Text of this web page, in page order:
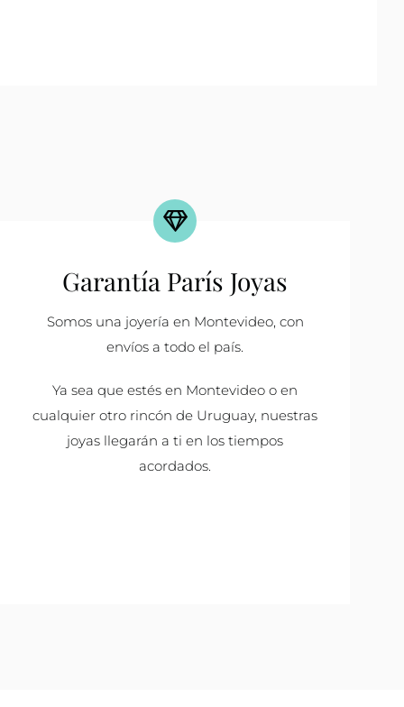
Garantía París Joyas
Somos una joyería en Montevideo, con
envíos a todo el país.
Ya sea que estés en Montevideo o en
cualquier otro rincón de Uruguay, nuestras
joyas llegarán a ti en los tiempos
acordados.